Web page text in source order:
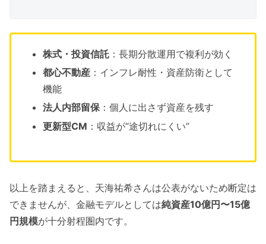
株式・投資信託 ：長期分散運用で複利が効く
都心不動産 ：インフレ耐性・資産防衛として
機能
法人内部留保：個人に出さず資産を残す
更新型CM ：収益が“途切れにくい”
以上を踏まえると、天海祐希さんは公表がないため断定は
できませんが、金融モデルとしては純資産10億円〜15億
円規模が十分射程圏内です。